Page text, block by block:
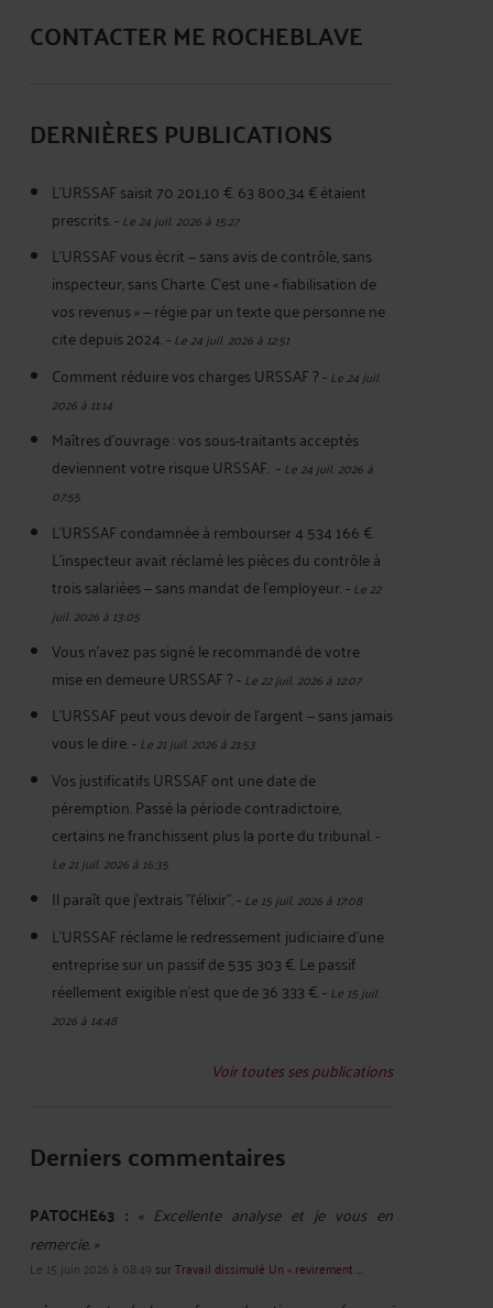
CONTACTER ME ROCHEBLAVE
DERNIÈRES PUBLICATIONS
L'URSSAF saisit 70 201,10 €. 63 800,34 € étaient
prescrits.-Le 24 juil. 2026 à 15:27
L'URSSAF vous écrit — sans avis de contrôle, sans
inspecteur, sans Charte. C'est une « fiabilisation de
vos revenus » — régie par un texte que personne ne
cite depuis 2024.-Le 24 juil. 2026 à 12:51
Comment réduire vos charges URSSAF ?-Le 24 juil.
2026 à 11:14
Maîtres d'ouvrage : vos sous-traitants acceptés
deviennent votre risque URSSAF. -Le 24 juil. 2026 à
07:55
L'URSSAF condamnée à rembourser 4 534 166 €.
L'inspecteur avait réclamé les pièces du contrôle à
trois salariées — sans mandat de l'employeur.-Le 22
juil. 2026 à 13:05
Vous n'avez pas signé le recommandé de votre
mise en demeure URSSAF ?-Le 22 juil. 2026 à 12:07
L’URSSAF peut vous devoir de l’argent — sans jamais
vous le dire.-Le 21 juil. 2026 à 21:53
Vos justificatifs URSSAF ont une date de
péremption. Passé la période contradictoire,
certains ne franchissent plus la porte du tribunal.-
Le 21 juil. 2026 à 16:35
Il paraît que j'extrais "l'élixir".-Le 15 juil. 2026 à 17:08
L'URSSAF réclame le redressement judiciaire d'une
entreprise sur un passif de 535 303 €. Le passif
réellement exigible n'est que de 36 333 €.-Le 15 juil.
2026 à 14:48
Voir toutes ses publications
Derniers commentaires
PATOCHE63 : « Excellente analyse et je vous en
remercie. »
Le 15 juin 2026 à 08:49 surTravail dissimulé Un « revirement ...